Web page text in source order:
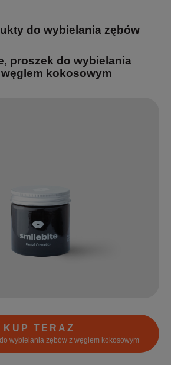
do wybielania zębów
proszek do wybielania
kokosowym
KUP TERAZ
wybielania zębów z węglem kokosowym